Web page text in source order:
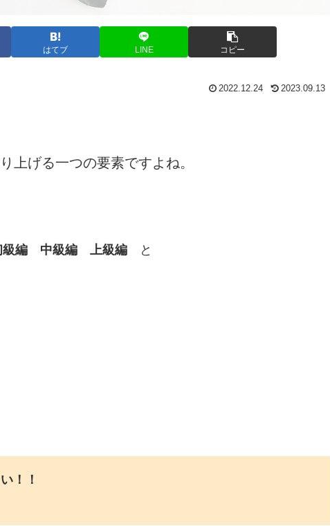
はてブ LINE コピー
2022.12.24 2023.09.13
上げる一つの要素ですよね。
級編 中級編 上級編 と
！！